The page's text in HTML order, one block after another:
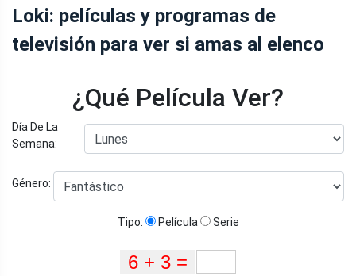
Loki: películas y programas de
televisión para ver si amas al elenco
¿Qué Película Ver?
Día De La
Semana:
Género:
Tipo: Película Serie